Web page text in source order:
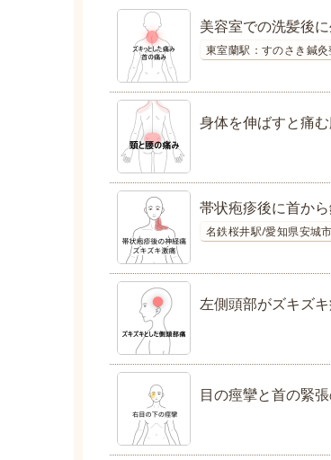
美容室での洗髪後
東室蘭駅：すのさき鍼
身体を伸ばすと痛
帯状疱疹後に首か
名鉄桜井駅/愛知県安城
左側頭部がズキズ
目の痙攣と首の緊